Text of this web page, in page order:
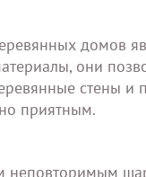
домов
они
стены
приятным.
неповторимым